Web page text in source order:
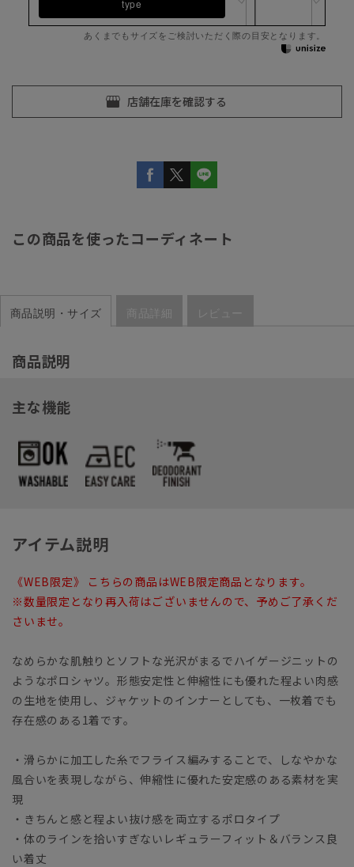
type
あくまでもサイズをご検討いただく際の目安となります。
この商品を使ったコーディネート
商品説明・サイズ 商品詳細 レビュー
商品説明
主な機能
アイテム説明
《WEB限定》 こちらの商品はWEB限定商品となります。
※数量限定となり再入荷はございませんので、予めご了承くだ
さいませ。
なめらかな肌触りとソフトな光沢がまるでハイゲージニットの
ようなポロシャツ。形態安定性と伸縮性にも優れた程よい肉感
の生地を使用し、ジャケットのインナーとしても、一枚着でも
存在感のある1着です。
・滑らかに加工した糸でフライス編みすることで、しなやかな
風合いを表現しながら、伸縮性に優れた安定感のある素材を実
現
・きちんと感と程よい抜け感を両立するポロタイプ
・体のラインを拾いすぎないレギュラーフィット＆バランス良
い着丈